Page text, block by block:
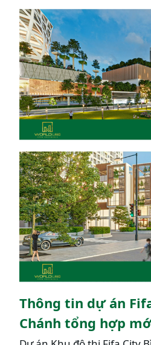
Thông tin dự án
Chánh tổng hợp